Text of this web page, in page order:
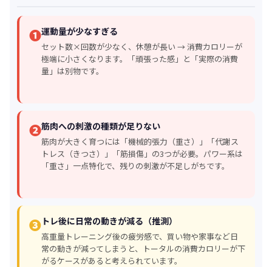
❶運動量が少なすぎる
セット数×回数が少なく、休憩が長い → 消費カロリーが
極端に小さくなります。「頑張った感」と「実際の消費
量」は別物です。
❷筋肉への刺激の種類が足りない
筋肉が大きく育つには「機械的張力（重さ）」「代謝ス
トレス（きつさ）」「筋損傷」の3つが必要。パワー系は
「重さ」一点特化で、残りの刺激が不足しがちです。
❸ トレ後に日常の動きが減る（推測）
高重量トレーニング後の疲労感で、買い物や家事など日
常の動きが減ってしまうと、トータルの消費カロリーが下
がるケースがあると考えられています。